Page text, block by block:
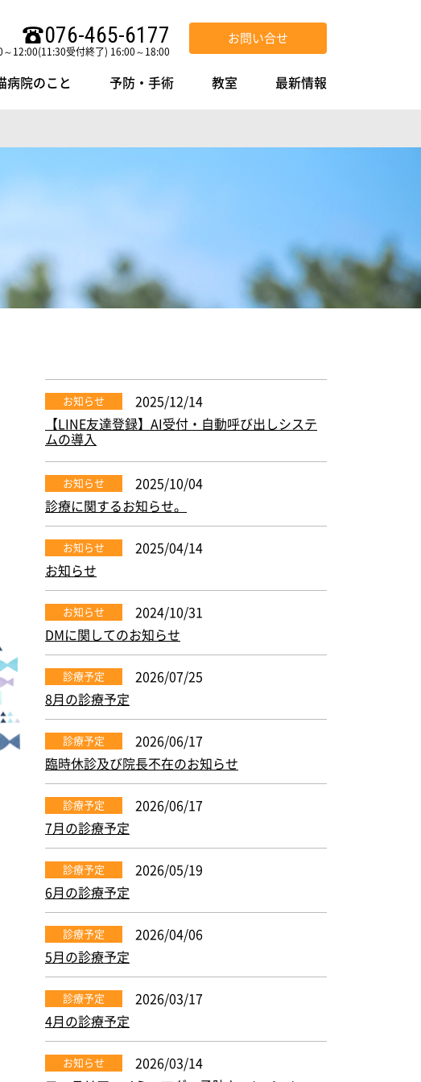
076-465-6177
～12:00(11:30受付終了) 16:00～18:00
お問い合せ
病院のこと 予防・手術 教室 最新情報
お知らせ
2025/12/14
【LINE友達登録】AI受付・自動呼び出しシステ
ムの導入
お知らせ
2025/10/04
診療に関するお知らせ。
お知らせ
2025/04/14
お知らせ
お知らせ
2024/10/31
DMに関してのお知らせ
診療予定
2026/07/25
8月の診療予定
診療予定
2026/06/17
臨時休診及び院長不在のお知らせ
診療予定
2026/06/17
7月の診療予定
診療予定
2026/05/19
6月の診療予定
診療予定
2026/04/06
5月の診療予定
診療予定
2026/03/17
4月の診療予定
お知らせ
2026/03/14